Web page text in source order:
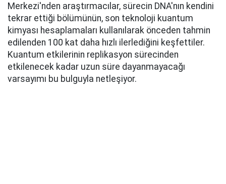
Merkezi'nden araştırmacılar, sürecin DNA'nın kendini
tekrar ettiği bölümünün, son teknoloji kuantum
kimyası hesaplamaları kullanılarak önceden tahmin
edilenden 100 kat daha hızlı ilerlediğini keşfettiler.
Kuantum etkilerinin replikasyon sürecinden
etkilenecek kadar uzun süre dayanmayacağı
varsayımı bu bulguyla netleşiyor.